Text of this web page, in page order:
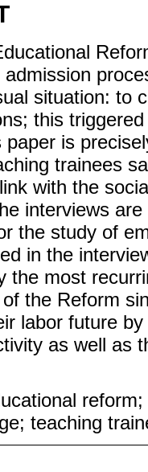
situation: to
this
paper is
trainees
with the
interviews
the study of
in the
the most
the Reform
labor future
as well as
teaching